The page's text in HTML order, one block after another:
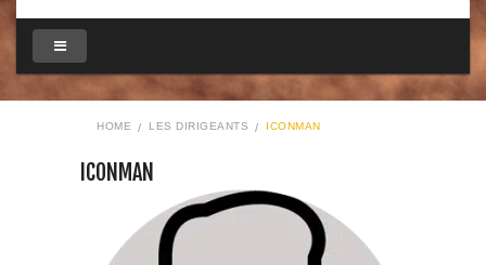
HOME LES DIRIGEANTS ICONMAN
ICONMAN